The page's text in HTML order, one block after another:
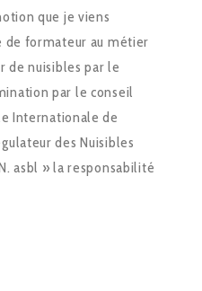
que je viens
de formateur au métier
de nuisibles par le
par le conseil
Internationale de
des Nuisibles
asbl » la responsabilité